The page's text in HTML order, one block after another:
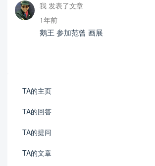
我 发表了文章
1年前
鹅王 参加范曾 画展
TA的主页
TA的回答
TA的提问
TA的文章